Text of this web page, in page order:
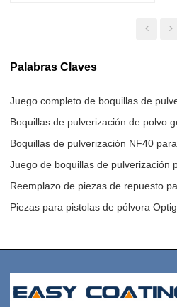
Palabras Claves
Boquillas de pulverización de polvo
Reemplazo de piezas de repuesto
Piezas para pistolas de pólvora